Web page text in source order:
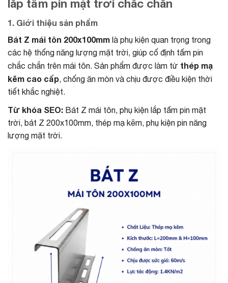
lắp tấm pin mặt trời chắc chắn
1. Giới thiệu sản phẩm
Bát Z mái tôn 200x100mm là phụ kiện quan trọng trong
các hệ thống năng lượng mặt trời, giúp cố định tấm pin
chắc chắn trên mái tôn. Sản phẩm được làm từ thép mạ
kẽm cao cấp, chống ăn mòn và chịu được điều kiện thời
tiết khắc nghiệt.
Từ khóa SEO: Bát Z mái tôn, phụ kiện lắp tấm pin mặt
trời, bát Z 200x100mm, thép mạ kẽm, phụ kiện pin năng
lượng mặt trời.